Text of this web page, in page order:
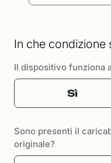
In che condizione
Il dispositivo funziona
Sì
Sono presenti il
originale?